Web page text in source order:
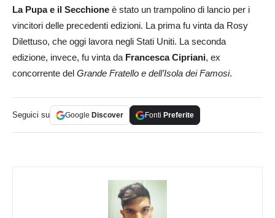
La Pupa e il Secchione è stato un trampolino di lancio per i
vincitori delle precedenti edizioni. La prima fu vinta da Rosy
Dilettuso, che oggi lavora negli Stati Uniti. La seconda
edizione, invece, fu vinta da Francesca Cipriani, ex
concorrente del Grande Fratello e dell’Isola dei Famosi.
Seguici su Google Discover Fonti Preferite